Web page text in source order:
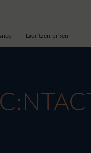
Lauritzen-prisen